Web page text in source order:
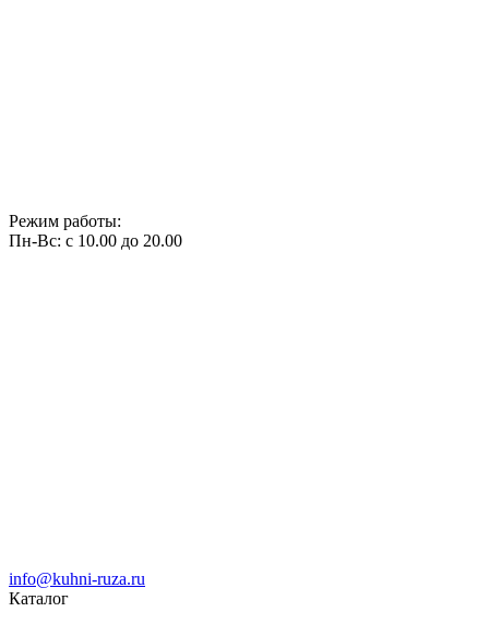
Режим работы:
Пн-Вс: с 10.00 до 20.00
info@kuhni-ruza.ru
Каталог